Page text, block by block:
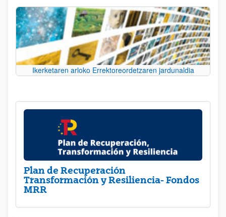
Ikerketaren arloko Errektoreordetzaren jardunaldia
Plan de Recuperación
Transformación y Resiliencia- Fondos
MRR